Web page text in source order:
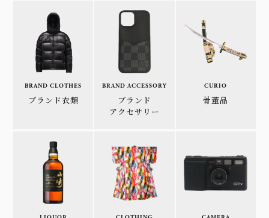
BRAND CLOTHES
ブランド衣類
BRAND ACCESSORY
ブランド
アクセサリー
CURIO
骨董品